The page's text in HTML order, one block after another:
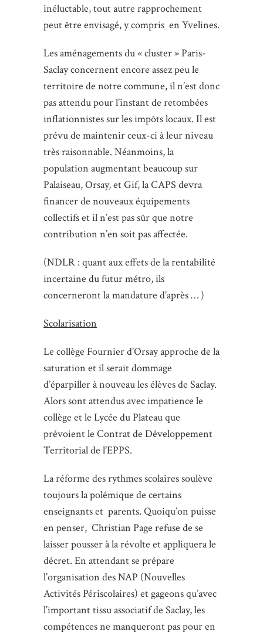
inéluctable, tout autre rapprochement
peut être envisagé, y compris en Yvelines.
Les aménagements du « cluster » Paris-
Saclay concernent encore assez peu le
territoire de notre commune, il n’est donc
pas attendu pour l’instant de retombées
inflationnistes sur les impôts locaux. Il est
prévu de maintenir ceux-ci à leur niveau
très raisonnable. Néanmoins, la
population augmentant beaucoup sur
Palaiseau, Orsay, et Gif, la CAPS devra
financer de nouveaux équipements
collectifs et il n’est pas sûr que notre
contribution n’en soit pas affectée.
(NDLR : quant aux effets de la rentabilité
incertaine du futur métro, ils
concerneront la mandature d’après … )
Scolarisation
Le collège Fournier d’Orsay approche de la
saturation et il serait dommage
d’éparpiller à nouveau les élèves de Saclay.
Alors sont attendus avec impatience le
collège et le Lycée du Plateau que
prévoient le Contrat de Développement
Territorial de l’EPPS.
La réforme des rythmes scolaires soulève
toujours la polémique de certains
enseignants et parents. Quoiqu’on puisse
en penser, Christian Page refuse de se
laisser pousser à la révolte et appliquera le
décret. En attendant se prépare
l’organisation des NAP (Nouvelles
Activités Périscolaires) et gageons qu’avec
l’important tissu associatif de Saclay, les
compétences ne manqueront pas pour en